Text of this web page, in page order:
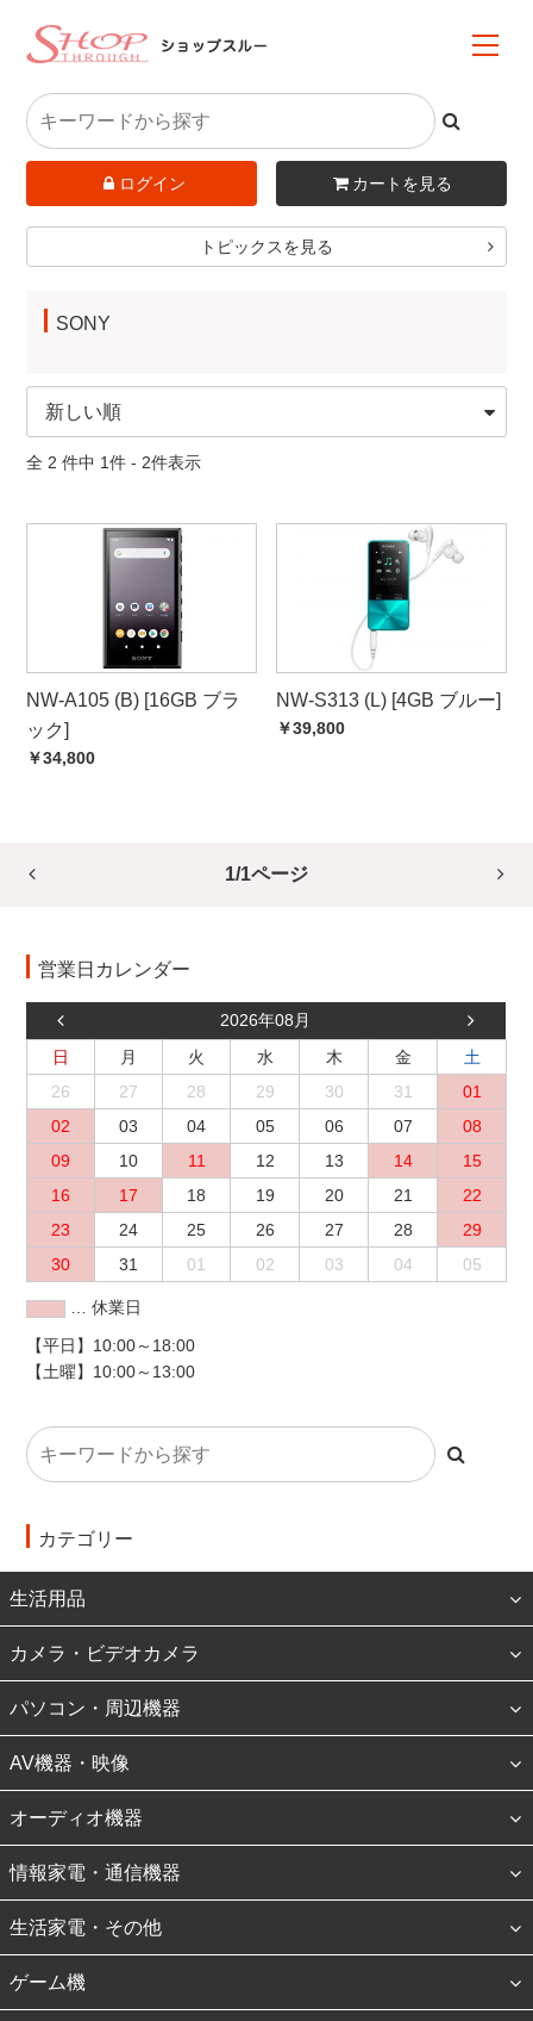
ログイン カートを見る
トピックスを見る
SONY
全 2 件中 1件 - 2件表示
NW-A105 (B) [16GB ブラ
ック]
￥34,800
NW-S313 (L) [4GB ブルー]
￥39,800
1/1ページ
営業日カレンダー
2026年08月
日
月 火 水 木 金
土
26
27 28 29 30 31
01
02
03 04 05 06 07
08
09
10 11 12 13 14
15
16
17 18 19 20 21
22
23
24 25 26 27 28
29
30
31 01 02 03 04 05
… 休業日
【平日】10:00～18:00
【土曜】10:00～13:00
カテゴリー
生活用品
カメラ・ビデオカメラ
パソコン・周辺機器
AV機器・映像
オーディオ機器
情報家電・通信機器
生活家電・その他
ゲーム機